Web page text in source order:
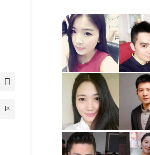
私聊TA
日
区